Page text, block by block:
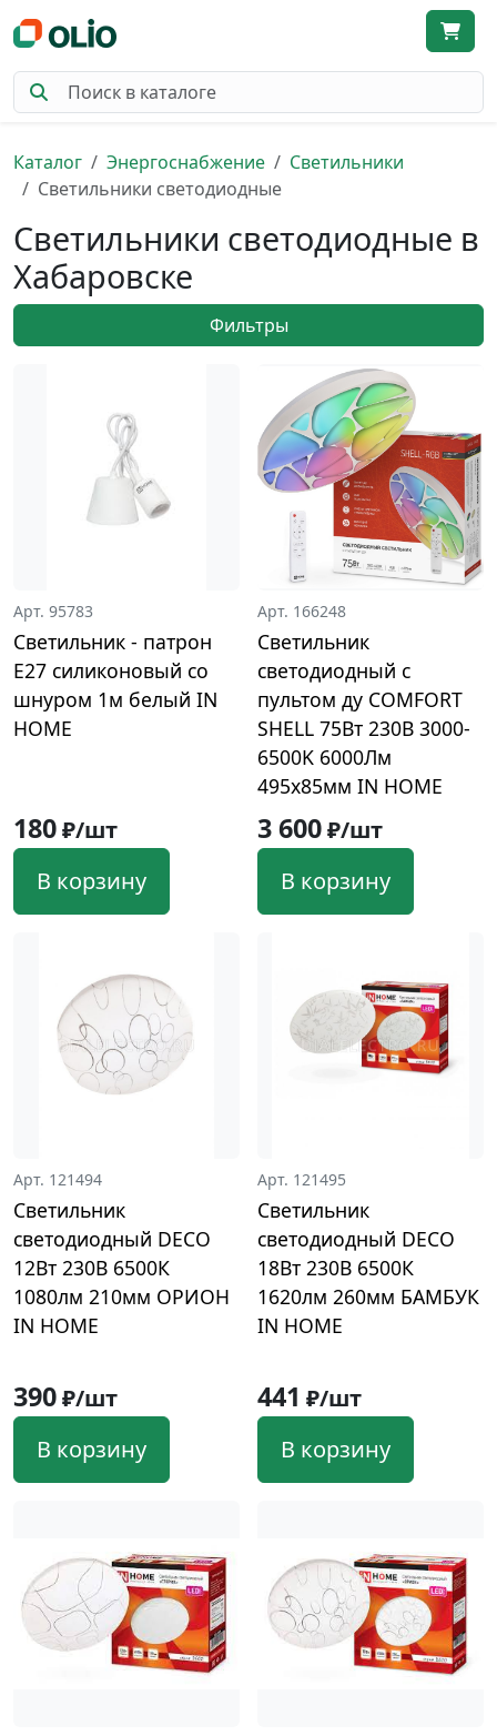
Каталог Энергоснабжение
Светильники
Светильники светодиодные
Светильники светодиодные в
Хабаровске
Фильтры
Арт. 95783
Светильник - патрон
Е27 силиконовый со
шнуром 1м белый IN
HOME
180₽/шт
В корзину
Арт. 166248
Светильник
светодиодный c
пультом ду COMFORT
SHELL 75Вт 230В 3000-
6500K 6000Лм
495х85мм IN HOME
3 600₽/шт
В корзину
Арт. 121494
Светильник
светодиодный DECO
12Вт 230В 6500К
1080лм 210мм ОРИОН
IN HOME
390₽/шт
В корзину
Арт. 121495
Светильник
светодиодный DECO
18Вт 230В 6500К
1620лм 260мм БАМБУК
IN HOME
441 ₽/шт
В корзину